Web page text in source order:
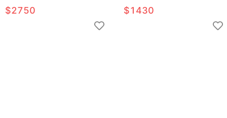
$2750 $1430